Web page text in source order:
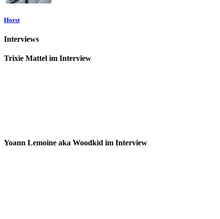
Horst
Interviews
Trixie Mattel im Interview
Yoann Lemoine aka Woodkid im Interview